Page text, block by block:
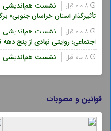
نشست هم‌اندیشی
تأثیرگذار استان خراسان جنوبی»
نشست هم‌اندیشی
اجتماعی؛ روایتی نهادی از پنج دهه
نشست هم‌اندیشی
قوانین و مصوبات